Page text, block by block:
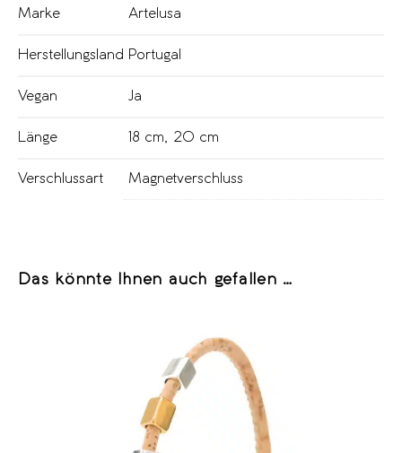
Marke Artelusa
Herstellungsland Portugal
Vegan Ja
Länge 18 cm 20 cm
Verschlussart Magnetverschluss
Das könnte Ihnen auch gefallen …